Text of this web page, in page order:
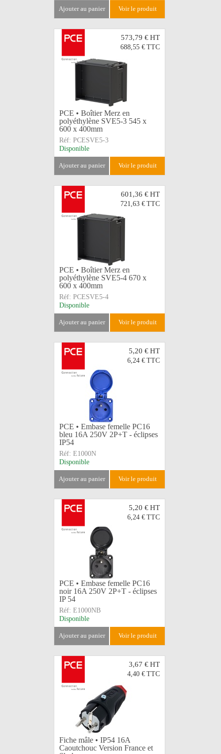
ajouter au panier voir le produit
573,79 €HT
688,55 € TTC
PCE • Boîtier Merz en
polyéthylène SVE5-3 545 x
600 x 400mm
Réf: PCESVE5-3
Disponible
ajouter au panier voir le produit
601,36 €HT
721,63 € TTC
PCE • Boîtier Merz en
polyéthylène SVE5-4 670 x
600 x 400mm
Réf: PCESVE5-4
Disponible
ajouter au panier voir le produit
5,20 €HT
6,24 € TTC
PCE • Embase femelle PC16
bleu 16A 250V 2P+T - éclipses
IP54
Réf: E1000N
Disponible
ajouter au panier voir le produit
5,20 €HT
6,24 € TTC
PCE • Embase femelle PC16
noir 16A 250V 2P+T - éclipses
IP 54
Réf: E1000NB
Disponible
ajouter au panier voir le produit
3,67 €HT
4,40 € TTC
Fiche mâle • IP54 16A
Caoutchouc Version France et